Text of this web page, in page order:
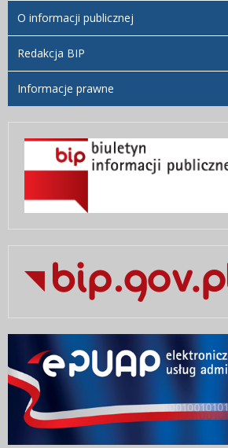
O informacji publicznej
Redakcja BIP
Informacje prawne